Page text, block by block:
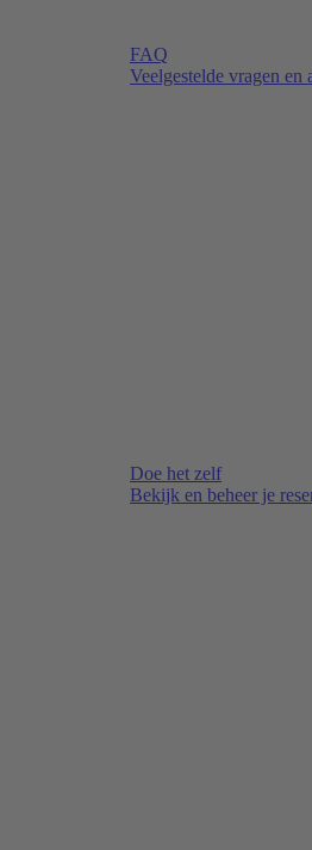
FAQ
Veelgestelde vragen en
Doe het zelf
Bekijk en beheer je